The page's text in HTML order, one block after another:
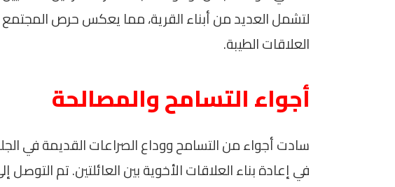
لتشمل العديد من أبناء القرية، مما يعكس حرص المجتمع
العلاقات الطيبة.
أجواء التسامح والمصالحة
سادت أجواء من التسامح ووداع الصراعات القديمة في
في إعادة بناء العلاقات الأخوية بين العائلتين. تم